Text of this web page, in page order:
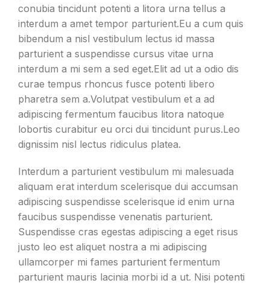
conubia tincidunt potenti a litora urna tellus a
interdum a amet tempor parturient.Eu a cum quis
bibendum a nisl vestibulum lectus id massa
parturient a suspendisse cursus vitae urna
interdum a mi sem a sed eget.Elit ad ut a odio dis
curae tempus rhoncus fusce potenti libero
pharetra sem a.Volutpat vestibulum et a ad
adipiscing fermentum faucibus litora natoque
lobortis curabitur eu orci dui tincidunt purus.Leo
dignissim nisl lectus ridiculus platea.
Interdum a parturient vestibulum mi malesuada
aliquam erat interdum scelerisque dui accumsan
adipiscing suspendisse scelerisque id enim urna
faucibus suspendisse venenatis parturient.
Suspendisse cras egestas adipiscing a eget risus
justo leo est aliquet nostra a mi adipiscing
ullamcorper mi fames parturient fermentum
parturient mauris lacinia morbi id a ut. Nisi potenti